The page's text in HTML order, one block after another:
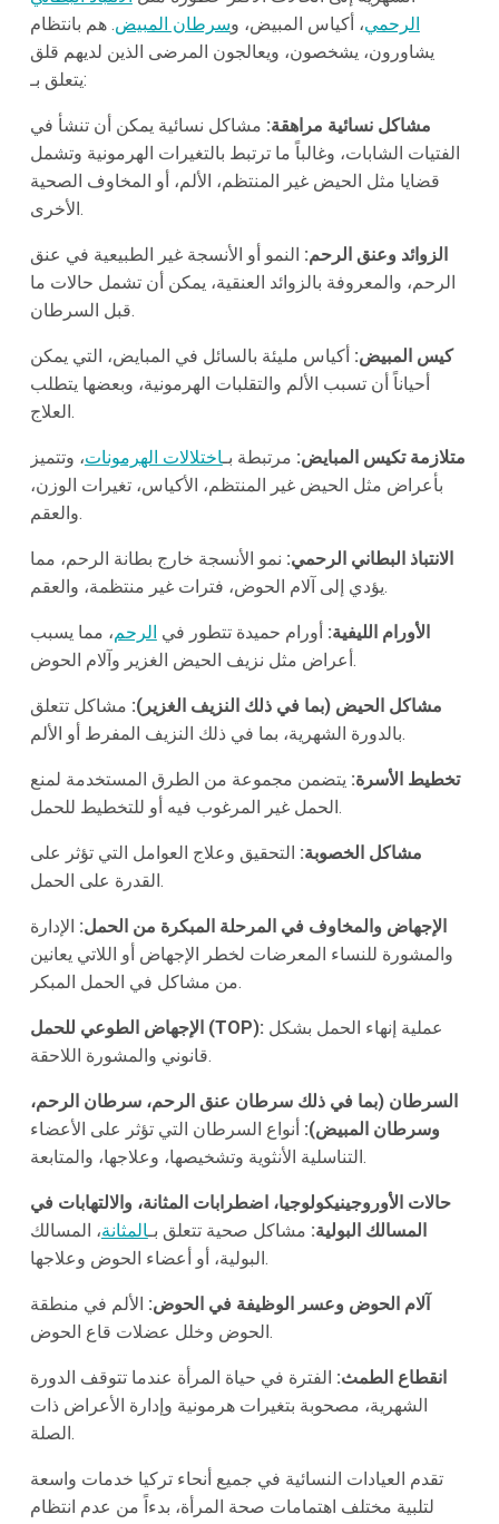
الرحمي، أكياس المبيض، وسرطان المبيض. هم بانتظام
يشاورون، يشخصون، ويعالجون المرضى الذين لديهم قلق
يتعلق بـ:
مشاكل نسائية مراهقة: مشاكل نسائية يمكن أن تنشأ في
الفتيات الشابات، وغالباً ما ترتبط بالتغيرات الهرمونية وتشمل
قضايا مثل الحيض غير المنتظم، الألم، أو المخاوف الصحية
الأخرى.
الزوائد وعنق الرحم: النمو أو الأنسجة غير الطبيعية في عنق
الرحم، والمعروفة بالزوائد العنقية، يمكن أن تشمل حالات ما
قبل السرطان.
كيس المبيض: أكياس مليئة بالسائل في المبايض، التي يمكن
أحياناً أن تسبب الألم والتقلبات الهرمونية، وبعضها يتطلب
العلاج.
متلازمة تكيس المبايض: مرتبطة بـاختلالات الهرمونات، وتتميز
بأعراض مثل الحيض غير المنتظم، الأكياس، تغيرات الوزن،
والعقم.
الانتباذ البطاني الرحمي: نمو الأنسجة خارج بطانة الرحم، مما
يؤدي إلى آلام الحوض، فترات غير منتظمة، والعقم.
الأورام الليفية: أورام حميدة تتطور في الرحم، مما يسبب
أعراض مثل نزيف الحيض الغزير وآلام الحوض.
مشاكل الحيض (بما في ذلك النزيف الغزير): مشاكل تتعلق
بالدورة الشهرية، بما في ذلك النزيف المفرط أو الألم.
تخطيط الأسرة: يتضمن مجموعة من الطرق المستخدمة لمنع
الحمل غير المرغوب فيه أو للتخطيط للحمل.
مشاكل الخصوبة: التحقيق وعلاج العوامل التي تؤثر على
القدرة على الحمل.
الإجهاض والمخاوف في المرحلة المبكرة من الحمل: الإدارة
والمشورة للنساء المعرضات لخطر الإجهاض أو اللاتي يعانين
من مشاكل في الحمل المبكر.
الإجهاض الطوعي للحمل (TOP):
قانوني والمشورة اللاحقة.
السرطان (بما في ذلك سرطان عنق الرحم، سرطان الرحم،
وسرطان المبيض): أنواع السرطان التي تؤثر على الأعضاء
التناسلية الأنثوية وتشخيصها، وعلاجها، والمتابعة.
حالات الأوروجينيكولوجيا، اضطرابات المثانة، والالتهابات في
المسالك البولية: مشاكل صحية تتعلق بـالمثانة، المسالك
البولية، أو أعضاء الحوض وعلاجها.
آلام الحوض وعسر الوظيفة في الحوض: الألم في منطقة
الحوض وخلل عضلات قاع الحوض.
انقطاع الطمث: الفترة في حياة المرأة عندما تتوقف الدورة
الشهرية، مصحوبة بتغيرات هرمونية وإدارة الأعراض ذات
الصلة.
تقدم العيادات النسائية في جميع أنحاء تركيا خدمات واسعة
لتلبية مختلف اهتمامات صحة المرأة، بدءاً من عدم انتظام